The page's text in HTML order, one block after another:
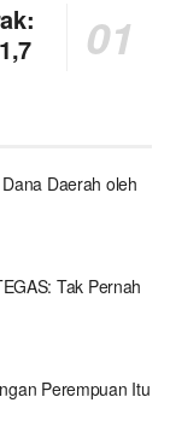
Daerah oleh
Tak Pernah
Perempuan Itu